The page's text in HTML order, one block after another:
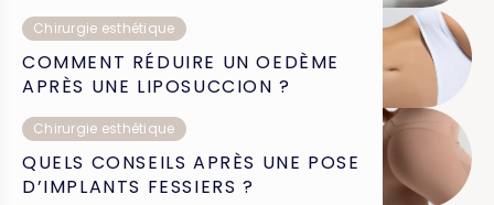
Chirurgie esthétique
COMMENT RÉDUIRE UN OEDÈME
APRÈS UNE LIPOSUCCION ?
Chirurgie esthétique
QUELS CONSEILS APRÈS UNE POSE
D’IMPLANTS FESSIERS ?